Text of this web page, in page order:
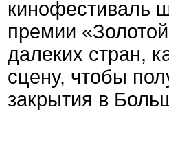
кинофестиваль
премии
далеких стран,
сцену, чтобы
закрытия в